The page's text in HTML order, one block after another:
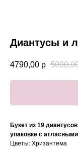
Диантусы и
4790,00 р
Букет из 19
упаковке с
Цветы: Хризантема